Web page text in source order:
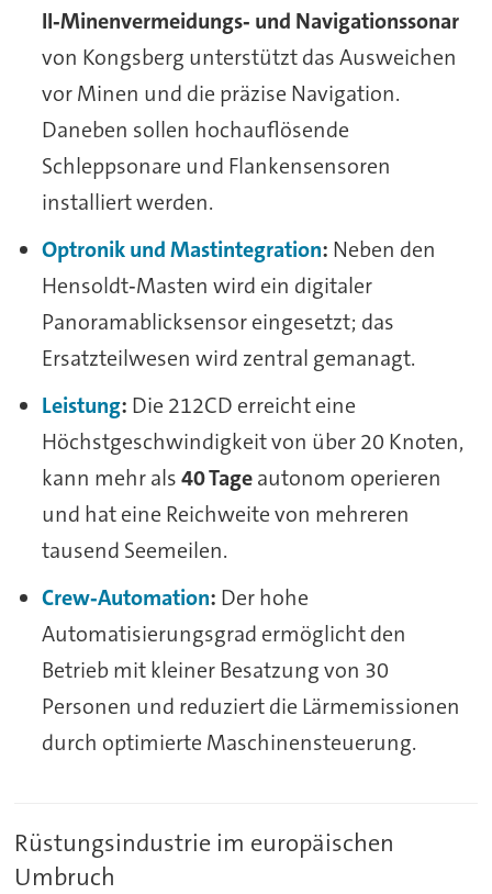
II‑Minenvermeidungs‑ und Navigationssonar
von Kongsberg unterstützt das Ausweichen
vor Minen und die präzise Navigation.
Daneben sollen hochauflösende
Schleppsonare und Flankensensoren
installiert werden.
Optronik und Mastintegration: Neben den
Hensoldt‑Masten wird ein digitaler
Panoramablicksensor eingesetzt; das
Ersatzteilwesen wird zentral gemanagt.
Leistung: Die 212CD erreicht eine
Höchstgeschwindigkeit von über 20 Knoten,
kann mehr als40 Tageautonom operieren
und hat eine Reichweite von mehreren
tausend Seemeilen.
Crew‑Automation: Der hohe
Automatisierungsgrad ermöglicht den
Betrieb mit kleiner Besatzung von 30
Personen und reduziert die Lärmemissionen
durch optimierte Maschinensteuerung.
Rüstungsindustrie im europäischen
Umbruch